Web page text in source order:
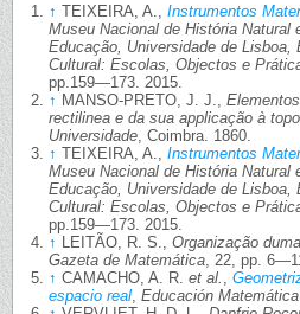
↑ TEIXEIRA, A., Instrumentos
Museu Nacional de História Natural
Educação, Universidade de Lisboa,
Cultural: Escolas, Objectos e
pp.159—173. 2015.
↑ MANSO-PRETO, J. J.,
rectilinea e da sua applicação à
Universidade , Coimbra. 1860.
↑ TEIXEIRA, A., Instrumentos
Museu Nacional de História Natural
Educação, Universidade de Lisboa,
Cultural: Escolas, Objectos e
pp.159—173. 2015.
↑
LEITÃO, R. S., Organização
Gazeta de Matemática , 22, pp.
↑ CAMACHO, A. R. et al.
espacio real Educación Matemática